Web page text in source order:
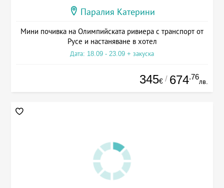
Паралия Катерини
Мини почивка на Олимпийската ривиера с транспорт от
Русе и настаняване в хотел
Дата: 18.09 - 23.09 + закуска
345€ / 674.76
лв.